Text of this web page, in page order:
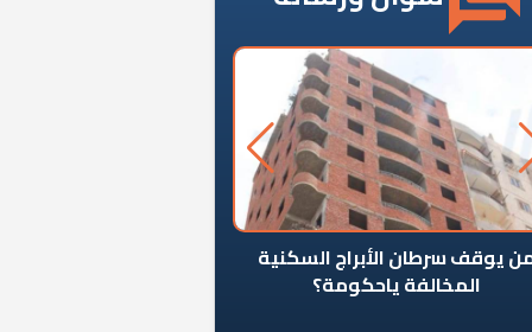
يوقف سرطان الأبراج السكنية
المخالفة ياحكومة؟